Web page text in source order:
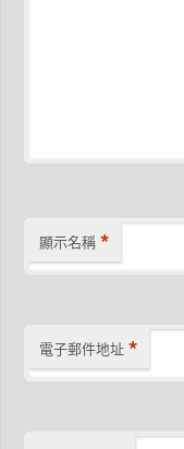
顯示名稱 *
電子郵件地址 *